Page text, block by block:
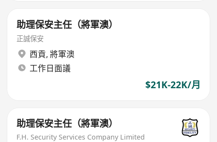
助理保安主任（將軍澳）
正誠保安
西貢, 將軍澳
工作日面議
$21K-22K/月
助理保安主任（將軍澳）
F.H. Security Services Company Limited